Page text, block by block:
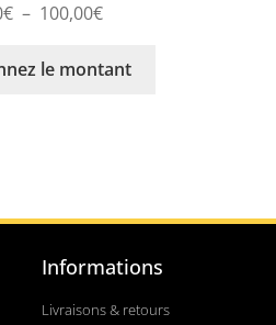
€ – 100,00€
le montant
Informations
Livraisons & retours